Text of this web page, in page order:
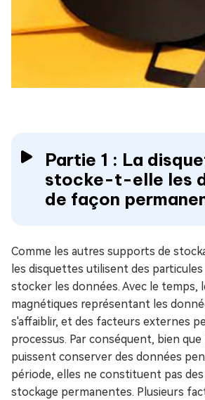
Partie 1 : La
stocke-t-elle les
de façon
Comme les autres supports de
les disquettes utilisent des
stocker les données. Avec le temps,
magnétiques représentant les
s'affaiblir, et des facteurs externes
processus. Par conséquent, bien
puissent conserver des données
période, elles ne constituent pas
stockage permanentes. Plusieurs